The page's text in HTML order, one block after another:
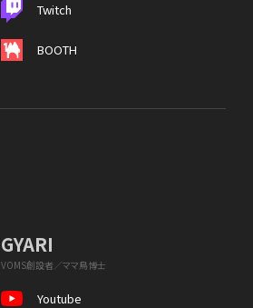
Twitch
BOOTH
GYARI
VOMS創設者／ママ鳥博士
Youtube